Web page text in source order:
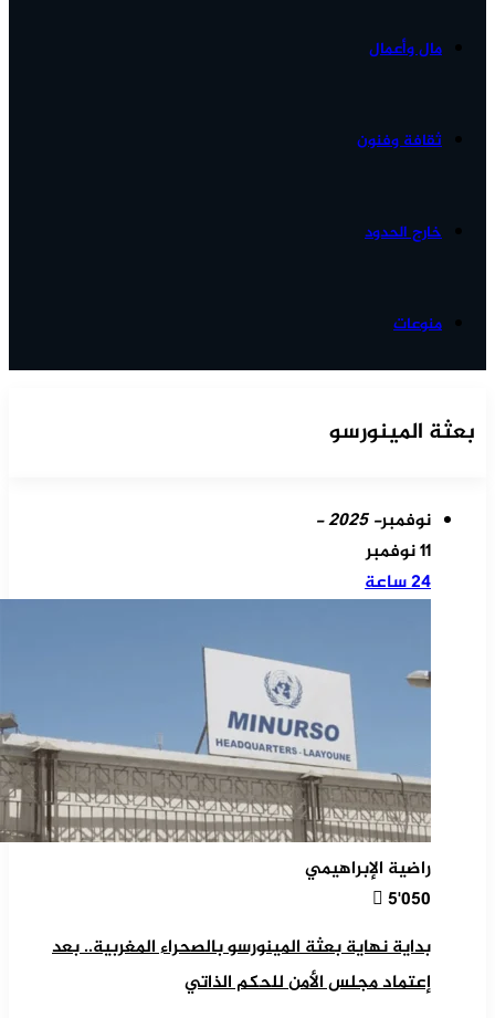
مال وأعمال
ثقافة وفنون
خارج الحدود
منوعات
بعثة المينورسو
نوفمبر- 2025 -
11 نوفمبر
24 ساعة
راضية الإبراهيمي
5٬050
بداية نهاية بعثة المينورسو بالصحراء المغربية.. بعد
إعتماد مجلس الأمن للحكم الذاتي